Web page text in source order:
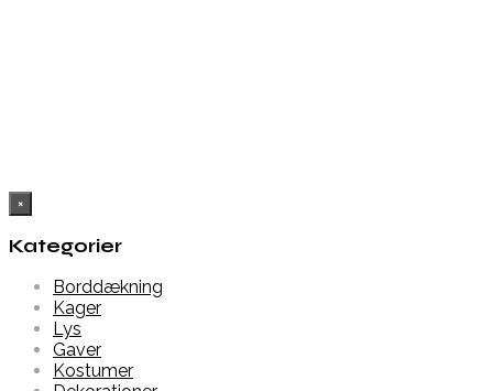
×
Kategorier
Borddækning
Kager
Lys
Gaver
Kostumer